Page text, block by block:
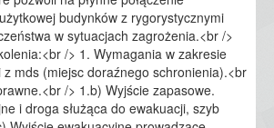
budynków z rygorystycznymi
w sytuacjach zagrożenia.<br />
/> 1. Wymagania w zakresie
mds (miejsc doraźnego schronienia).<br
/> 1.b) Wyjście zapasowe.
i droga służąca do ewakuacji, szyb